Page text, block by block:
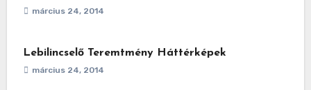
március 24, 2014
Lebilincselő Teremtmény Háttérképek
március 24, 2014